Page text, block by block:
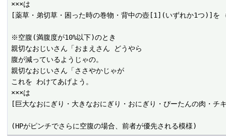
×××は
[薬草・弟切草・困った時の巻物・背中の壺[1](いずれか1つ)]を
※空腹(満腹度が10%以下)のとき
親切なおじいさん「おまえさん どうやら
腹が減っているようじゃの。
親切なおじいさん「ささやかじゃが
これを わけてあげよう。
×××は
[巨大なおにぎり・大きなおにぎり・おにぎり・ぴーたんの肉・
(HPがピンチでさらに空腹の場合、前者が優先される模様)